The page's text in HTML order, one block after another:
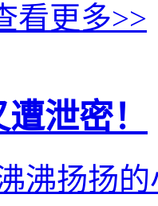
看更多>>
泄密！
沸扬扬